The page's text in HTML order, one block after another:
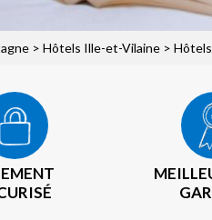
> Hôtels Ille-et-Vilaine >